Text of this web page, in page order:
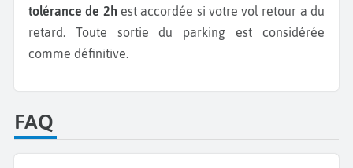
tolérance de 2h est accordée si votre vol retour a du
retard. Toute sortie du parking est considérée
comme définitive.
FAQ